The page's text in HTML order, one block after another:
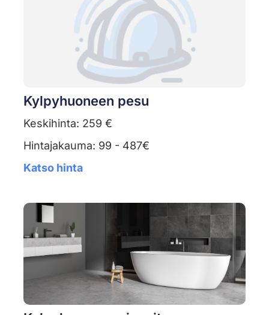
Kylpyhuoneen pesu
Keskihinta: 259 €
Hintajakauma: 99 - 487€
Katso hinta